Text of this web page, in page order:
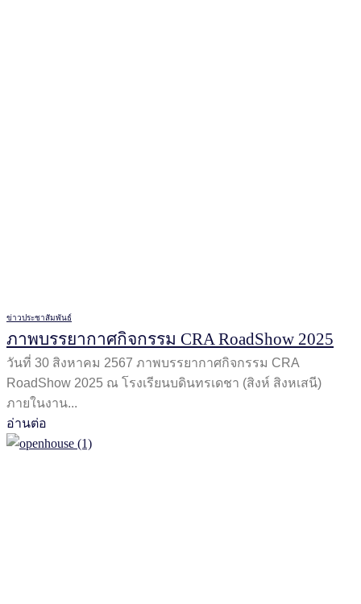
ข่าวประชาสัมพันธ์
ภาพบรรยากาศกิจกรรม CRA RoadShow 2025
วันที่ 30 สิงหาคม 2567 ภาพบรรยากาศกิจกรรม CRA
RoadShow 2025 ณ โรงเรียนบดินทรเดชา (สิงห์ สิงหเสนี)
ภายในงาน...
อ่านต่อ